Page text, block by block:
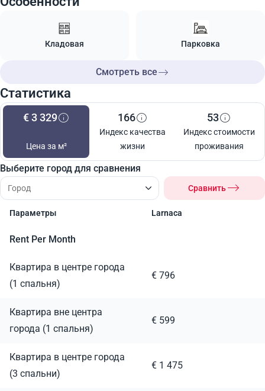
Кладовая Парковка
Смотреть все
Статистика
€ 3 329
Цена за м²
166
Индекс качества
жизни
53
Индекс стоимости
проживания
Выберите город для сравнения
Сравнить
Параметры Larnaca
Rent Per Month
Квартира в центре города
(1 спальня)
€ 796
Квартира вне центра
города (1 спальня)
€ 599
Квартира в центре города
(3 спальни)
€ 1 475